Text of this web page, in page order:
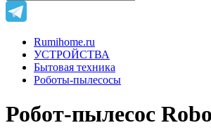
Rumihome.ru
УСТРОЙСТВА
Бытовая техника
Роботы-пылесосы
Робот-пылесос